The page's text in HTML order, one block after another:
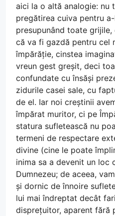
aici la o altă analogie: nu
pregătirea cuiva pentru
presupunând toate
că va fi gazdă pentru cel
împărăție, cinstea
vreun gest greșit, deci
confundate cu însăși
zidurile casei sale, cu
de el. Iar noi creștinii
împărat muritor, ci pe
statura sufletească nu
termeni de respectare
divine (cine le poate
inima sa a devenit un loc
Dumnezeu; de aceea,
și dornic de înnoire
lui mai îndreptat decât
disprețuitor, aparent fără